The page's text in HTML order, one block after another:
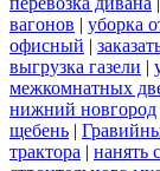
вагонов | уборка
офисный |
выгрузка газели |
межкомнатных
нижний новгород
щебень |
трактора | нанять